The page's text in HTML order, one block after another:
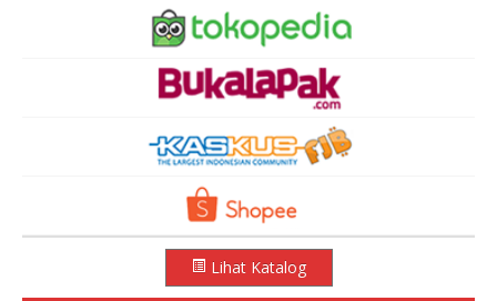
Lihat Katalog